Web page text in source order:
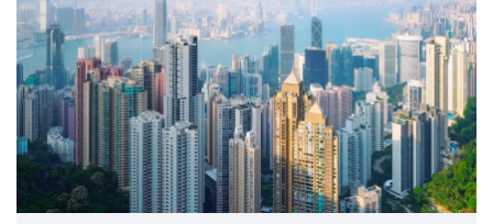
免费开户转介服务
私人贷款
优惠礼遇
新盘优越按揭优惠